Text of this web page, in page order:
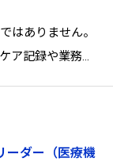
はありません。
ア記録や業務報
ーダー（医療機